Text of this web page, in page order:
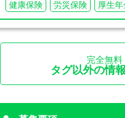
健康保険 労災保険 厚生年
完全無料
タグ以外の情